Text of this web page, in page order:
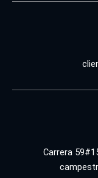
Carrera